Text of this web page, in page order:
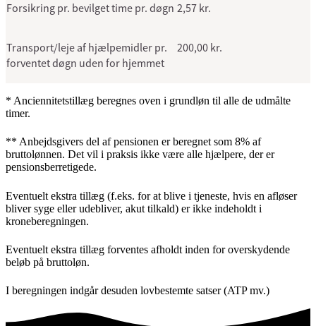
Forsikring pr. bevilget time pr. døgn 2,57 kr.
Transport/leje af hjælpemidler pr.
forventet døgn uden for hjemmet
200,00 kr.
* Anciennitetstillæg beregnes oven i grundløn til alle de udmålte
timer.
** Anbejdsgivers del af pensionen er beregnet som 8% af
bruttolønnen. Det vil i praksis ikke være alle hjælpere, der er
pensionsberretigede.
Eventuelt ekstra tillæg (f.eks. for at blive i tjeneste, hvis en afløser
bliver syge eller udebliver, akut tilkald) er ikke indeholdt i
kroneberegningen.
Eventuelt ekstra tillæg forventes afholdt inden for overskydende
beløb på bruttoløn.
I beregningen indgår desuden lovbestemte satser (ATP mv.)